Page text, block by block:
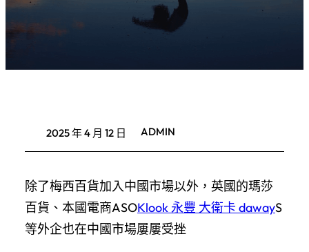
2025 年 4 月 12 日 ADMIN
除了梅西百貨加入中國市場以外，英國的瑪莎
百貨、本國電商ASOKlook 永豐 大衛卡 dawayS
等外企也在中國市場屢屢受挫